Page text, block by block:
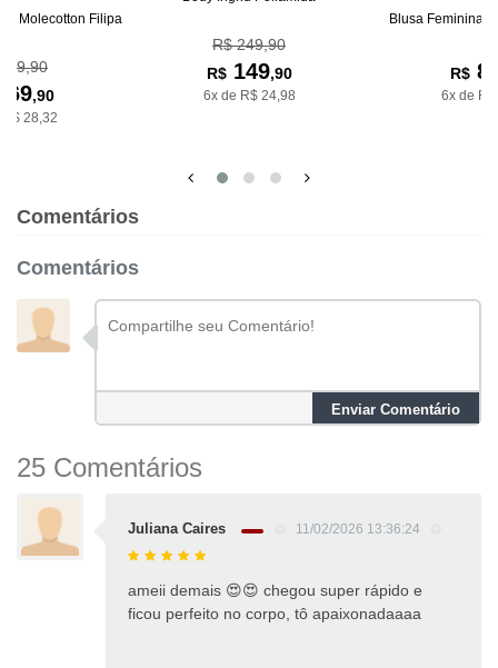
Molecotton Filipa
,90
28,32
R$ 249,90
R$149,90
6x de R$ 24,98
Blusa Feminina
R$
6x de
Comentários
Comentários
Enviar Comentário
25 Comentários
Juliana Caires 11/02/2026 13:36:24
ameii demais 😍😍 chegou super rápido e
ficou perfeito no corpo, tô apaixonadaaaa